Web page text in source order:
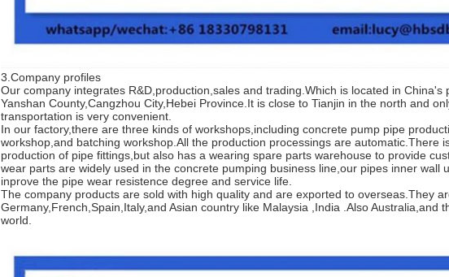
3.Company profiles
Our company integrates R&D,production,sales and trading.Which is located in
Yanshan County,Cangzhou City,Hebei Province.It is close to Tianjin in the north and
transportation is very convenient.
In our factory,there are three kinds of workshops,including concrete pump pipe
workshop,and batching workshop.All the production processings are automatic.There
production of pipe fittings,but also has a wearing spare parts warehouse to provide
wear parts are widely used in the concrete pumping business line,our pipes inner wall
inprove the pipe wear resistence degree and service life.
The company products are sold with high quality and are exported to overseas.They
Germany,French,Spain,Italy,and Asian country like Malaysia ,India .Also Australia,and
world.